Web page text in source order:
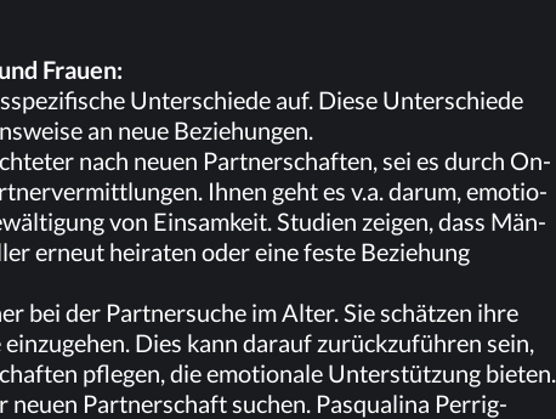
Frauen:
Un­ter­schie­de auf. Die­se Un­ter­schie­de
an neue Beziehungen.
nach neu­en Part­ner­schaf­ten, sei es durch On­
Ih­nen geht es v.a. dar­um, emo­tio­
von Ein­sam­keit. Stu­di­en zei­gen, dass Män­
er­neut hei­ra­ten oder eine fes­te Be­zie­hung
bei der Part­ner­su­che im Al­ter. Sie schät­zen ihre
Dies kann dar­auf zu­rück­zu­füh­ren sein,
pfle­gen, die emo­tio­na­le Un­ter­stüt­zung bie­ten.
neu­en Part­ner­schaft su­chen. Pas­qu­ali­na Perrig-